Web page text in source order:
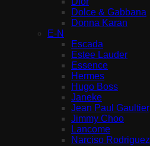
Dolce & Gabbana
Donna Karan
E-N
Escada
Estee Lauder
Essence
Hermes
Hugo Boss
Janeke
Jean Paul Gaultier
Jimmy Choo
Lancome
Narciso Rodriguez